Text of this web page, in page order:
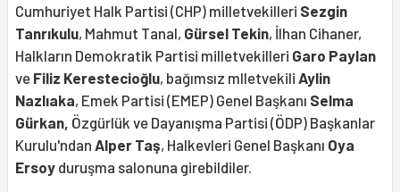
Cumhuriyet Halk Partisi (CHP) milletvekilleri Sezgin
Tanrıkulu, Mahmut Tanal, Gürsel Tekin, İlhan Cihaner,
Halkların Demokratik Partisi milletvekilleri Garo Paylan
ve Filiz Kerestecioğlu, bağımsız mlletvekili Aylin
Nazlıaka, Emek Partisi (EMEP) Genel Başkanı Selma
Gürkan, Özgürlük ve Dayanışma Partisi (ÖDP) Başkanlar
Kurulu'ndan Alper Taş, Halkevleri Genel Başkanı Oya
Ersoy duruşma salonuna girebildiler.